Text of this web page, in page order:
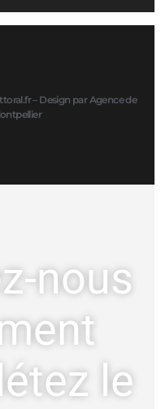
– Design par Agence de
nous
le